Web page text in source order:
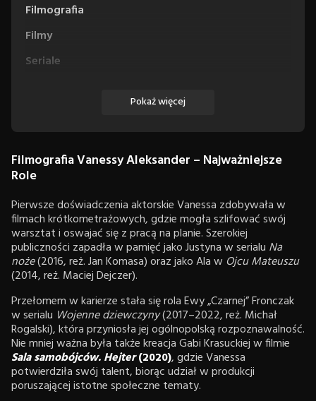
Filmografia
Filmy
Seriale
Pokaż więcej
Filmografia Vanessy Aleksander – Najważniejsze
Role
Pierwsze doświadczenia aktorskie Vanessa zdobywała w
filmach krótkometrażowych, gdzie mogła szlifować swój
warsztat i oswajać się z pracą na planie. Szerokiej
publiczności zapadła w pamięć jako Justyna w serialu Na
noże(2016, reż. Jan Komasa) oraz jako Ala w Ojcu Mateuszu
(2014, reż. Maciej Dejczer).
Przełomem w karierze stała się rola Ewy „Czarnej” Fronczak
w serialu Wojenne dziewczyny(2017–2022, reż. Michał
Rogalski), która przyniosła jej ogólnopolską rozpoznawalność.
Nie mniej ważna była także kreacja Gabi Krasuckiej w filmie
Sala samobójców. Hejter(2020), gdzie Vanessa
potwierdziła swój talent, biorąc udział w produkcji
poruszającej istotne społeczne tematy.